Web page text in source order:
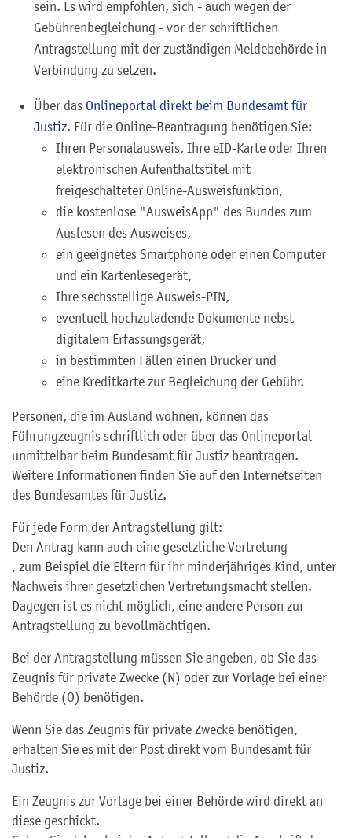
sein. Es wird empfohlen, sich - auch wegen der
Gebührenbegleichung - vor der schriftlichen
Antragstellung mit der zuständigen Meldebehörde in
Verbindung zu setzen.
Über das Onlineportal direkt beim Bundesamt für
Justiz. Für die Online-Beantragung benötigen Sie:
Ihren Personalausweis, Ihre eID-Karte oder Ihren
elektronischen Aufenthaltstitel mit
freigeschalteter Online-Ausweisfunktion,
die kostenlose "AusweisApp" des Bundes zum
Auslesen des Ausweises,
ein geeignetes Smartphone oder einen Computer
und ein Kartenlesegerät,
Ihre sechsstellige Ausweis-PIN,
eventuell hochzuladende Dokumente nebst
digitalem Erfassungsgerät,
in bestimmten Fällen einen Drucker und
eine Kreditkarte zur Begleichung der Gebühr.
Personen, die im Ausland wohnen, können das
Führungzeugnis schriftlich oder über das Onlineportal
unmittelbar beim Bundesamt für Justiz beantragen.
Weitere Informationen finden Sie auf den Internetseiten
des Bundesamtes für Justiz.
Für jede Form der Antragstellung gilt:
Den Antrag kann auch eine gesetzliche Vertretung
, zum Beispiel die Eltern für ihr minderjähriges Kind, unter
Nachweis ihrer gesetzlichen Vertretungsmacht stellen.
Dagegen ist es nicht möglich, eine andere Person zur
Antragstellung zu bevollmächtigen.
Bei der Antragstellung müssen Sie angeben, ob Sie das
Zeugnis für private Zwecke (N) oder zur Vorlage bei einer
Behörde (O) benötigen.
Wenn Sie das Zeugnis für private Zwecke benötigen,
erhalten Sie es mit der Post direkt vom Bundesamt für
Justiz.
Ein Zeugnis zur Vorlage bei einer Behörde wird direkt an
diese geschickt.